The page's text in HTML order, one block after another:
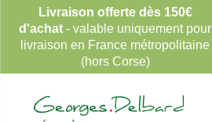
Livraison offerte dès 150€
d'achat - valable uniquement pour
livraison en France métropolitaine
(hors Corse)